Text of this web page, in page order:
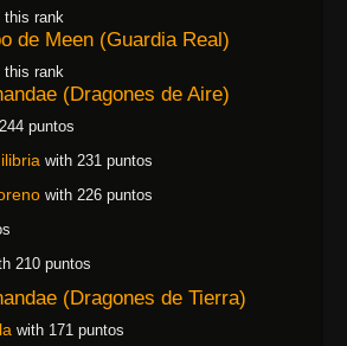
this rank
de Meen (Guardia Real)
this rank
(Dragones de Aire)
puntos
with 231 puntos
with 226 puntos
210 puntos
(Dragones de Tierra)
with 171 puntos